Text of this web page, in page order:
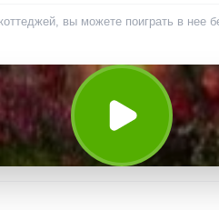
вы можете поиграть в нее